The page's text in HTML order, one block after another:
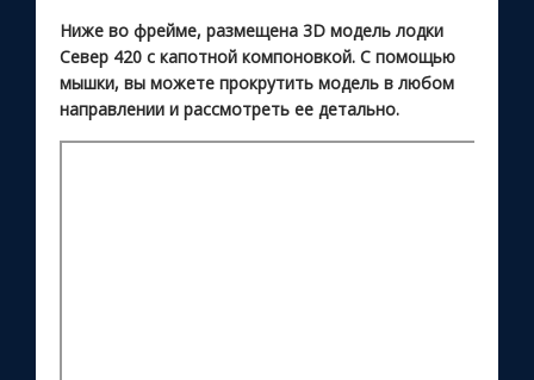
Ниже во фрейме, размещена 3D модель лодки
Север 420 с капотной компоновкой. С помощью
мышки, вы можете прокрутить модель в любом
направлении и рассмотреть ее детально.